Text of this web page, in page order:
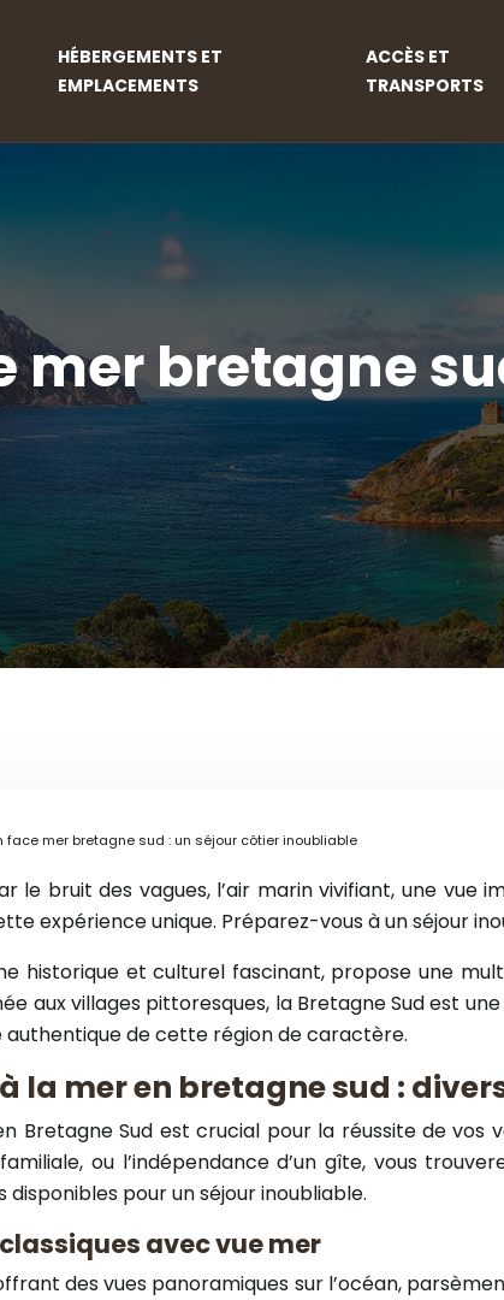
HÉBERGEMENTS ET
EMPLACEMENTS
ACCÈS ET
TRANSPORTS
mer bretagne
face mer bretagne sud : un séjour côtier inoubliable
le bruit des vagues, l’air marin vivifiant, une vue
expérience unique. Préparez-vous à un séjour
historique et culturel fascinant, propose une
aux villages pittoresques, la Bretagne Sud est
authentique de cette région de caractère.
la mer en bretagne sud :
Bretagne Sud est crucial pour la réussite de
ou l’indépendance d’un gîte, vous
pour un séjour inoubliable.
avec vue mer
des vues panoramiques sur l’océan,